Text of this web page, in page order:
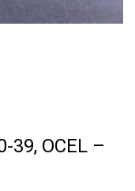
39, OCEL –